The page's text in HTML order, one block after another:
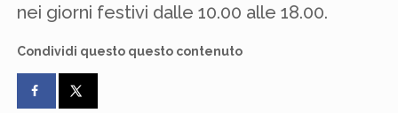
nei giorni festivi dalle 10.00 alle 18.00.
Condividi questo questo contenuto